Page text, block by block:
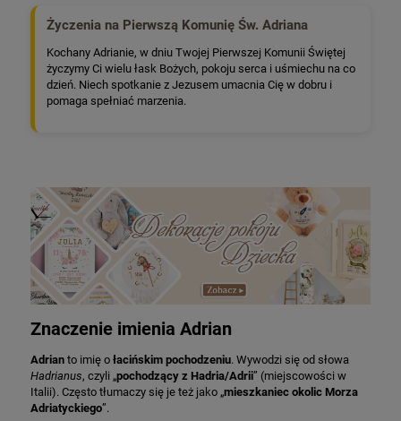
Życzenia na Pierwszą Komunię Św. Adriana
Kochany Adrianie, w dniu Twojej Pierwszej Komunii Świętej
życzymy Ci wielu łask Bożych, pokoju serca i uśmiechu na co
dzień. Niech spotkanie z Jezusem umacnia Cię w dobru i
pomaga spełniać marzenia.
Znaczenie imienia Adrian
Adrian to imię o łacińskim pochodzeniu. Wywodzi się od słowa
Hadrianus, czyli „pochodzący z Hadria/Adrii” (miejscowości w
Italii). Często tłumaczy się je też jako „mieszkaniec okolic Morza
Adriatyckiego”.